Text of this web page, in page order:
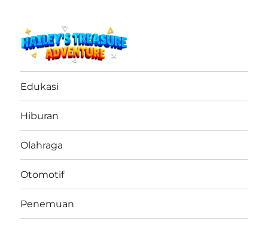
haileystreasureadventure.net
Edukasi
Hiburan
Olahraga
Otomotif
Penemuan